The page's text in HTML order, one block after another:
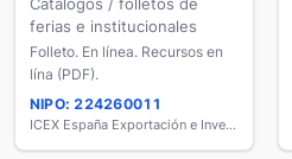
Catálogos / folletos de
ferias e institucionales
Folleto. En línea. Recursos en
lína (PDF).
NIPO: 224260011
ICEX España Exportación e Inversiones